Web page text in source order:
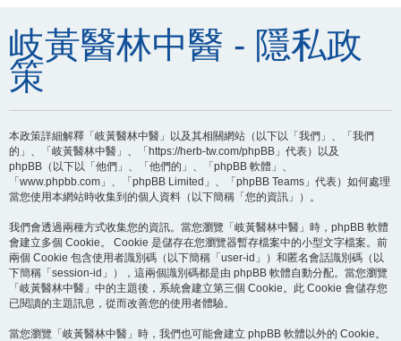
岐黃醫林中醫 - 隱私政
策
本政策詳細解釋「岐黃醫林中醫」以及其相關網站（以下以「我們」、「我們
的」、「岐黃醫林中醫」、「https://herb-tw.com/phpBB」代表）以及
phpBB（以下以「他們」、「他們的」、「phpBB 軟體」、
「www.phpbb.com」、「phpBB Limited」、「phpBB Teams」代表）如何處理
當您使用本網站時收集到的個人資料（以下簡稱「您的資訊」）。
我們會透過兩種方式收集您的資訊。當您瀏覽「岐黃醫林中醫」時，phpBB 軟體
會建立多個 Cookie。 Cookie 是儲存在您瀏覽器暫存檔案中的小型文字檔案。前
兩個 Cookie 包含使用者識別碼（以下簡稱「user-id」）和匿名會話識別碼（以
下簡稱「session-id」），這兩個識別碼都是由 phpBB 軟體自動分配。當您瀏覽
「岐黃醫林中醫」中的主題後，系統會建立第三個 Cookie。此 Cookie 會儲存您
已閱讀的主題訊息，從而改善您的使用者體驗。
當您瀏覽「岐黃醫林中醫」時，我們也可能會建立 phpBB 軟體以外的 Cookie。